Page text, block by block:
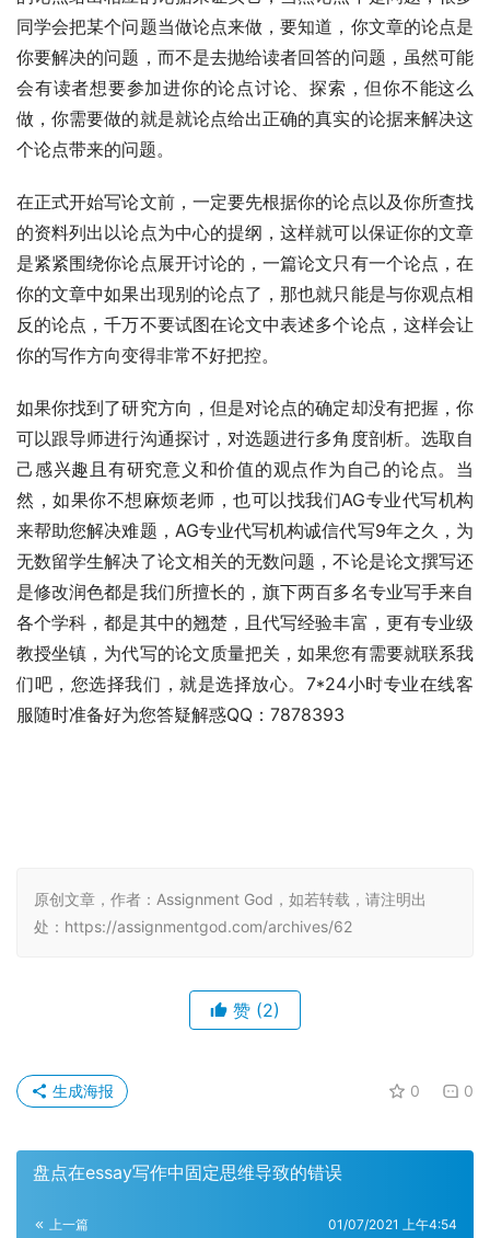
同学会把某个问题当做论点来做，要知道，你文章的论点是
你要解决的问题，而不是去抛给读者回答的问题，虽然可能
会有读者想要参加进你的论点讨论、探索，但你不能这么
做，你需要做的就是就论点给出正确的真实的论据来解决这
个论点带来的问题。
在正式开始写论文前，一定要先根据你的论点以及你所查找
的资料列出以论点为中心的提纲，这样就可以保证你的文章
是紧紧围绕你论点展开讨论的，一篇论文只有一个论点，在
你的文章中如果出现别的论点了，那也就只能是与你观点相
反的论点，千万不要试图在论文中表述多个论点，这样会让
你的写作方向变得非常不好把控。
如果你找到了研究方向，但是对论点的确定却没有把握，你
可以跟导师进行沟通探讨，对选题进行多角度剖析。选取自
己感兴趣且有研究意义和价值的观点作为自己的论点。当
然，如果你不想麻烦老师，也可以找我们AG专业代写机构
来帮助您解决难题，AG专业代写机构诚信代写9年之久，为
无数留学生解决了论文相关的无数问题，不论是论文撰写还
是修改润色都是我们所擅长的，旗下两百多名专业写手来自
各个学科，都是其中的翘楚，且代写经验丰富，更有专业级
教授坐镇，为代写的论文质量把关，如果您有需要就联系我
们吧，您选择我们，就是选择放心。7*24小时专业在线客
服随时准备好为您答疑解惑QQ：7878393
原创文章，作者：Assignment God，如若转载，请注明出
处：https://assignmentgod.com/archives/62
赞 (2)
0 0
生成海报
盘点在essay写作中固定思维导致的错误
上一篇 01/07/2021 上午4:54